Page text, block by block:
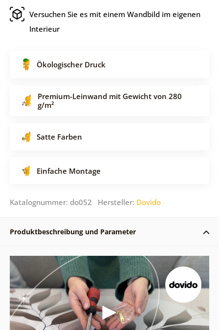
Versuchen Sie es mit einem Wandbild im eigenen
Interieur
Ökologischer Druck
Premium-Leinwand mit Gewicht von 280
g/m²
Satte Farben
Einfache Montage
Katalognummer: do052 Hersteller: Dovido
Produktbeschreibung und Parameter